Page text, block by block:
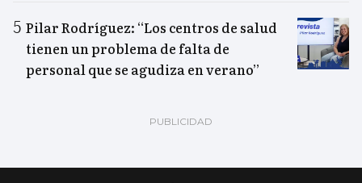
Pilar Rodríguez: “Los centros de salud
tienen un problema de falta de
personal que se agudiza en verano”